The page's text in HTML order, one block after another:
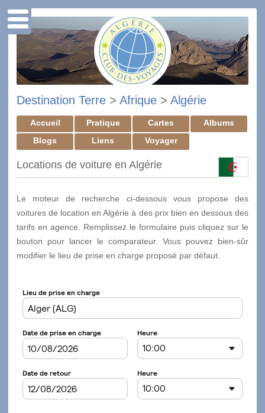
Destination Terre > Afrique > Algérie
Accueil Pratique Cartes
Albums
Blogs
Liens Voyager
Locations de voiture en Algérie
Le moteur de recherche ci-dessous vous propose des
voitures de location en Algérie à des prix bien en dessous des
tarifs en agence. Remplissez le formulaire puis cliquez sur le
bouton pour lancer le comparateur. Vous pouvez bien-sûr
modifier le lieu de prise en charge proposé par défaut.